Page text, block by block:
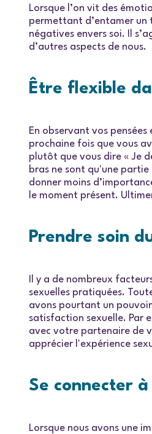
Lorsque l’on vit des
permettant d’entamer un
négatives envers soi. Il
d’autres aspects de nous.
Être flexible
En observant vos
prochaine fois que vous
plutôt que vous dire « Je
bras ne sont qu'une
donner moins
le moment présent.
Prendre soin
Il y a de nombreux
sexuelles pratiquées.
avons pourtant un
satisfaction sexuelle. Par
avec votre partenaire de
apprécier l'expérience
Se connecter à
Lorsque nous avons une